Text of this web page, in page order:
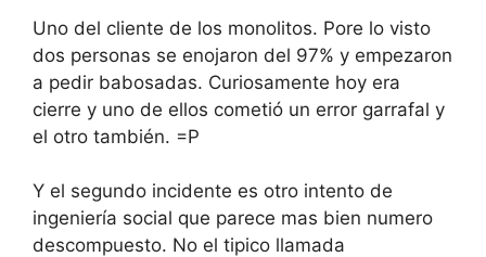
Uno del cliente de los monolitos. Pore lo visto
dos personas se enojaron del 97% y empezaron
a pedir babosadas. Curiosamente hoy era
cierre y uno de ellos cometió un error garrafal y
el otro también. =P
Y el segundo incidente es otro intento de
ingeniería social que parece mas bien numero
descompuesto. No el tipico llamada